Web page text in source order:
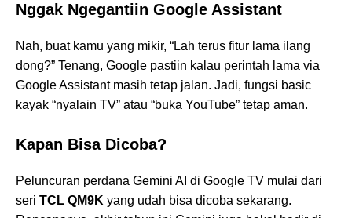
Nggak Ngegantiin Google Assistant
Nah, buat kamu yang mikir, “Lah terus fitur lama ilang
dong?” Tenang, Google pastiin kalau perintah lama via
Google Assistant masih tetap jalan. Jadi, fungsi basic
kayak “nyalain TV” atau “buka YouTube” tetap aman.
Kapan Bisa Dicoba?
Peluncuran perdana Gemini AI di Google TV mulai dari
seri TCL QM9K yang udah bisa dicoba sekarang.